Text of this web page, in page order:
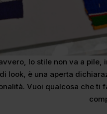
lo stile non va a
look, è una aperta
Vuoi qualcosa che ti